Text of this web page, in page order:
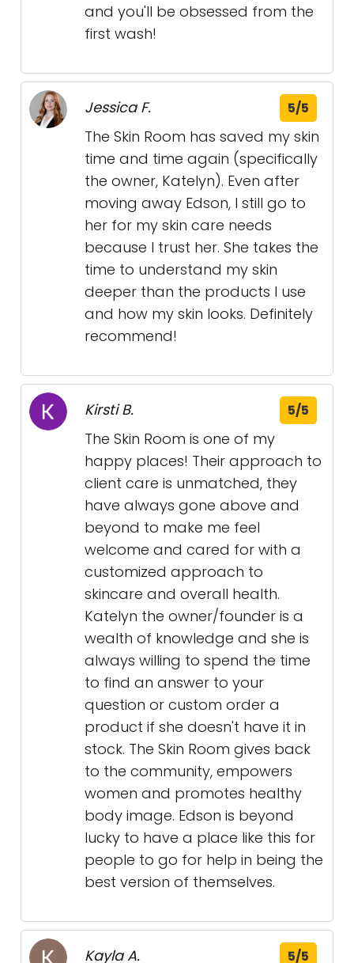
and you'll be obsessed from the
first wash!
Jessica F. 5/5
The Skin Room has saved my skin
time and time again (specifically
the owner, Katelyn). Even after
moving away Edson, I still go to
her for my skin care needs
because I trust her. She takes the
time to understand my skin
deeper than the products I use
and how my skin looks. Definitely
recommend!
Kirsti B. 5/5
The Skin Room is one of my
happy places! Their approach to
client care is unmatched, they
have always gone above and
beyond to make me feel
welcome and cared for with a
customized approach to
skincare and overall health.
Katelyn the owner/founder is a
wealth of knowledge and she is
always willing to spend the time
to find an answer to your
question or custom order a
product if she doesn't have it in
stock. The Skin Room gives back
to the community, empowers
women and promotes healthy
body image. Edson is beyond
lucky to have a place like this for
people to go for help in being the
best version of themselves.
Kayla A. 5/5